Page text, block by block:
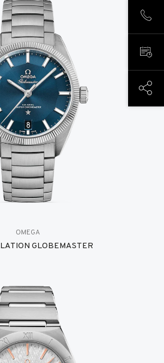
OMEGA
GLOBEMASTER